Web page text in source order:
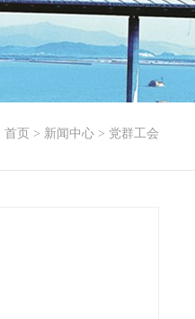
首页 > 新闻中心> 党群工会